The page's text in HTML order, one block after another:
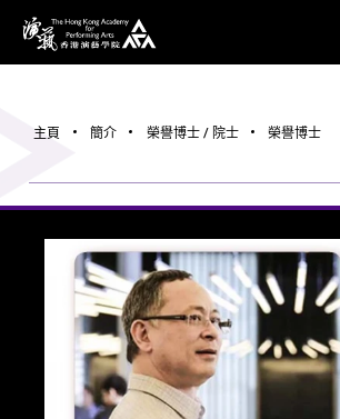
香港演藝學院
主頁 簡介 榮譽博士 / 院士 榮譽博士